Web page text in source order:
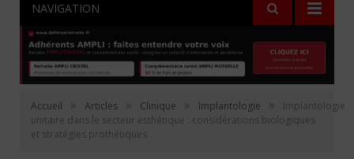
NAVIGATION
Accueil » Articles » Clinique » Implantologie »
Implantologie
unitaire dans le secteur esthétique : considérations biologiques
et stratégies prothétiques